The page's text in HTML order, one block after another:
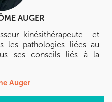
AUGER
kinésithérapeute et
les pathologies liées au
ses conseils liés à la
Auger